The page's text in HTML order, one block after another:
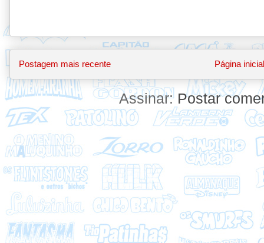
Postagem mais recente Página inicial
Assinar: Postar